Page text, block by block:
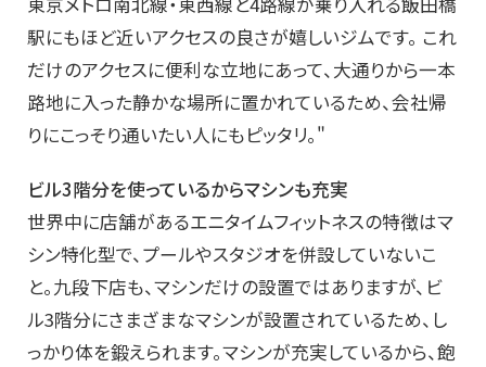
駅にもほど近いアクセスの良さが嬉しいジムです。 これ
だけのアクセスに便利な立地にあって、大通りから一本
路地に入った静かな場所に置かれているため、会社帰
りにこっそり通いたい人にもピッタリ。"
ビル3階分を使っているからマシンも充実
世界中に店舗があるエニタイムフィットネスの特徴はマ
シン特化型で、プールやスタジオを併設していないこ
と。九段下店も、マシンだけの設置ではありますが、ビ
ル3階分にさまざまなマシンが設置されているため、し
っかり体を鍛えられます。マシンが充実しているから、飽